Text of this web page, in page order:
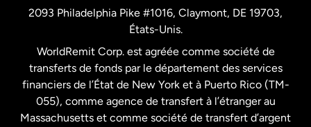
Pays-Bas
Royaume-Uni
Suède
2093 Philadelphia Pike #1016, Claymont, DE 19703,
États-Unis.
WorldRemit Corp. est agréée comme société de
transferts de fonds par le département des services
financiers de l’État de New York et à Puerto Rico (TM-
055), comme agence de transfert à l’étranger au
Massachusetts et comme société de transfert d’argent